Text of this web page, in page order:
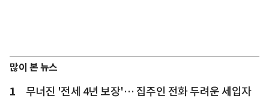
많이 본 뉴스
1 무너진 '전세 4년 보장'… 집주인 전화 두려운 세입자